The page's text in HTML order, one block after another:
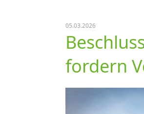
05.03.2026
fordern